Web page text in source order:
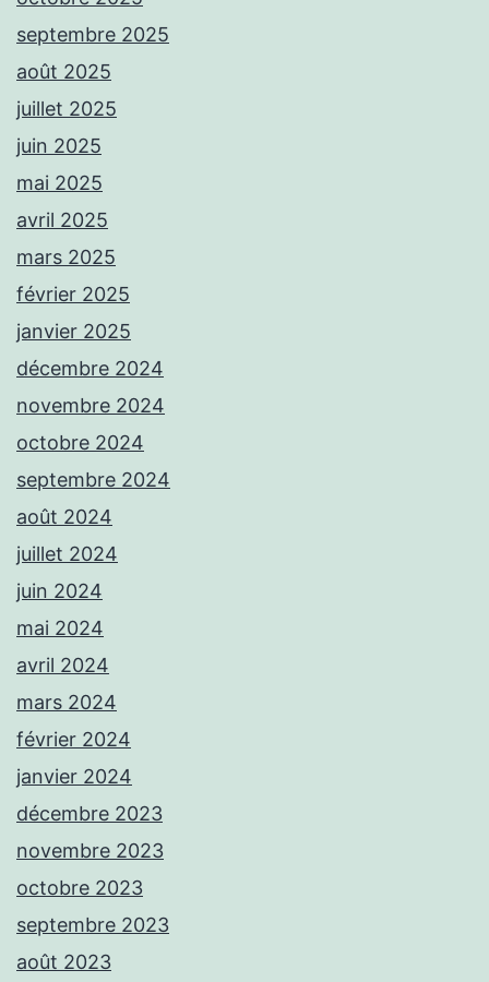
septembre 2025
août 2025
juillet 2025
juin 2025
mai 2025
avril 2025
mars 2025
février 2025
janvier 2025
décembre 2024
novembre 2024
octobre 2024
septembre 2024
août 2024
juillet 2024
juin 2024
mai 2024
avril 2024
mars 2024
février 2024
janvier 2024
décembre 2023
novembre 2023
octobre 2023
septembre 2023
août 2023